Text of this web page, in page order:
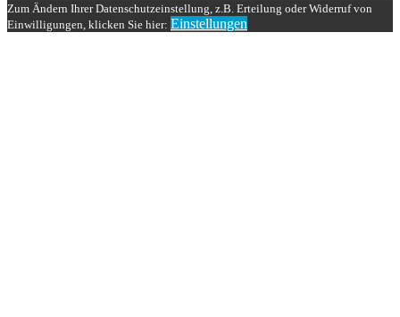
Zum Ändern Ihrer Datenschutzeinstellung, z.B. Erteilung oder Widerruf von
Einwilligungen, klicken Sie hier: Einstellungen